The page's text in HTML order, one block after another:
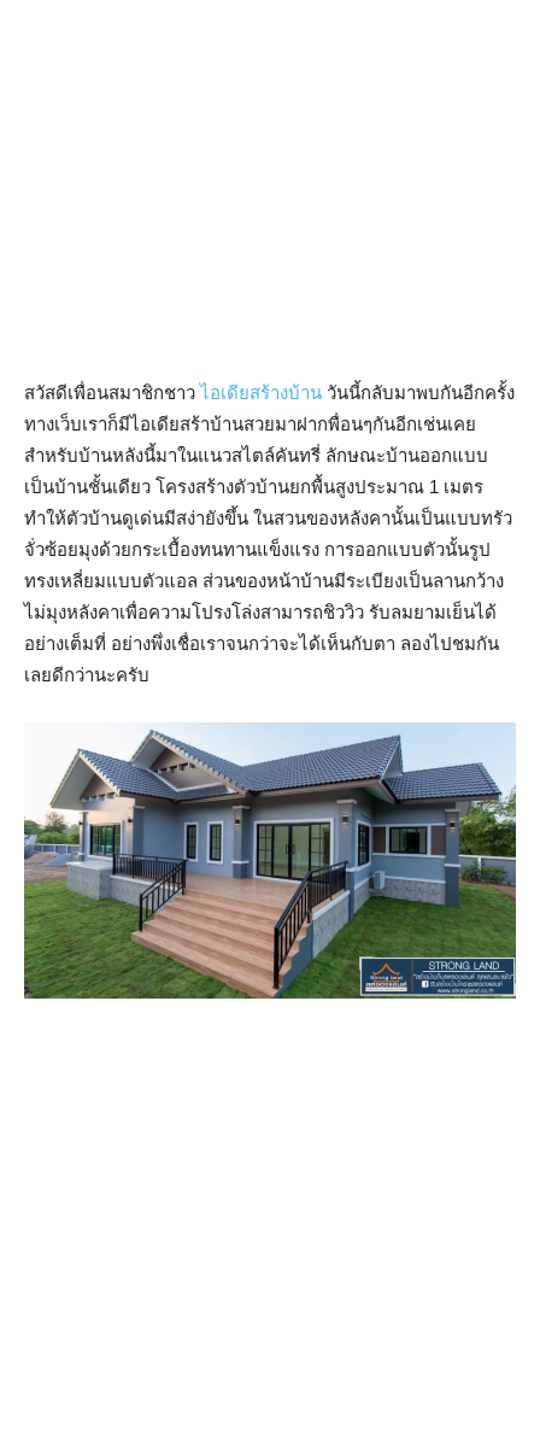
สวัสดีเพื่อนสมาชิกชาวไอเดียสร้างบ้าน วันนี้กลับมาพบกันอีกครั้ง
ทางเว็บเราก็มีไอเดียสร้าบ้านสวยมาฝากพื่อนๆกันอีกเช่นเคย
สำหรับบ้านหลังนี้มาในแนวสไตล์คันทรี่ ลักษณะบ้านออกแบบ
เป็นบ้านชั้นเดียว โครงสร้างตัวบ้านยกพื้นสูงประมาณ 1 เมตร
ทำให้ตัวบ้านดูเด่นมีสง่ายังขึ้น ในสวนของหลังคานั้นเป็นแบบทรัว
จั่วซ้อยมุงด้วยกระเบื้องทนทานแข็งแรง การออกแบบตัวนั้นรูป
ทรงเหลี่ยมแบบตัวแอล ส่วนของหน้าบ้านมีระเบียงเป็นลานกว้าง
ไม่มุงหลังคาเพื่อความโปรงโล่งสามารถชิววิว รับลมยามเย็นได้
อย่างเต็มที่ อย่างพึ่งเชื่อเราจนกว่าจะได้เห็นกับตา ลองไปชมกัน
เลยดีกว่านะครับ